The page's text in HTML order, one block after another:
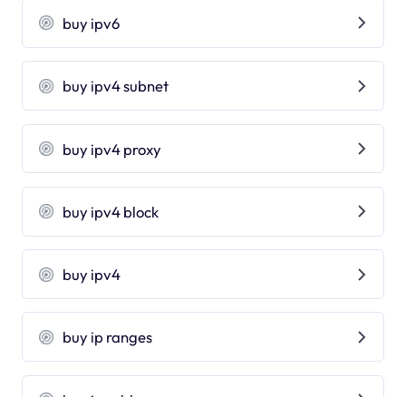
buy ipv6
buy ipv4 subnet
buy ipv4 proxy
buy ipv4 block
buy ipv4
buy ip ranges